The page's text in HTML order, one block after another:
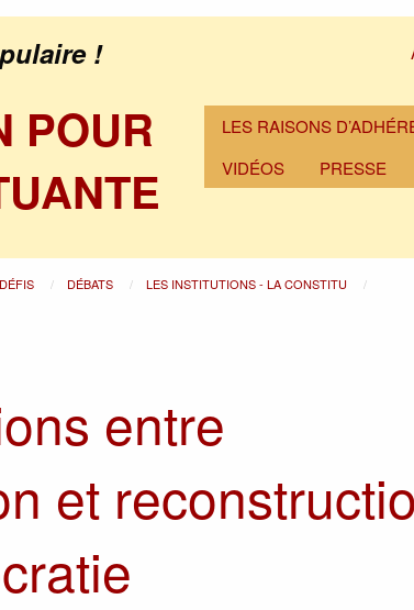
!
POUR
LES RAISONS
VIDÉOS
PRESSE
DÉBATS
LES INSTITUTIONS - LA CONSTITU
entre
et